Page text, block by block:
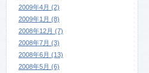
2009年4月 (2)
2009年1月 (8)
2008年12月 (7)
2008年7月 (3)
2008年6月 (13)
2008年5月 (6)